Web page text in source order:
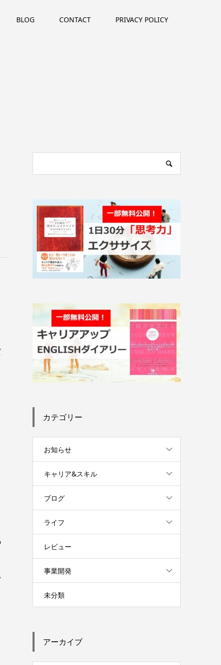
BLOG CONTACT PRIVACY POLICY
カテゴリー
お知らせ
キャリア&スキル
ブログ
ライフ
レビュー
事業開発
未分類
アーカイブ